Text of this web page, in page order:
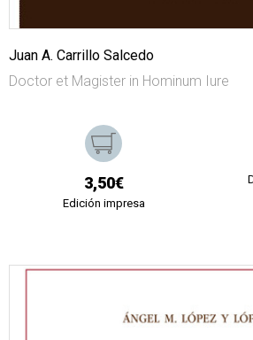
Juan A. Carrillo Salcedo
Doctor et Magister in Hominum Iure
3,50€
Edición impresa